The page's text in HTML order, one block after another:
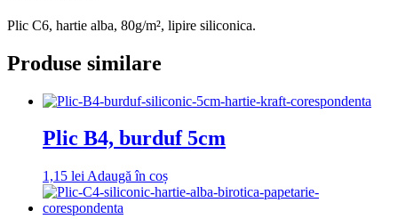
Plic C6, hartie alba, 80g/m², lipire siliconica.
Produse similare
Plic B4, burduf 5cm
1,15 lei Adaugă în coș